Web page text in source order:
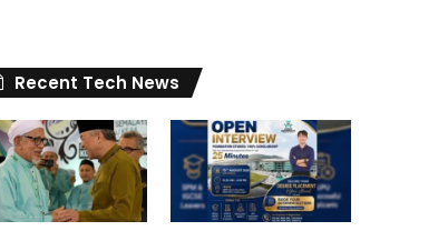
Recent Tech News